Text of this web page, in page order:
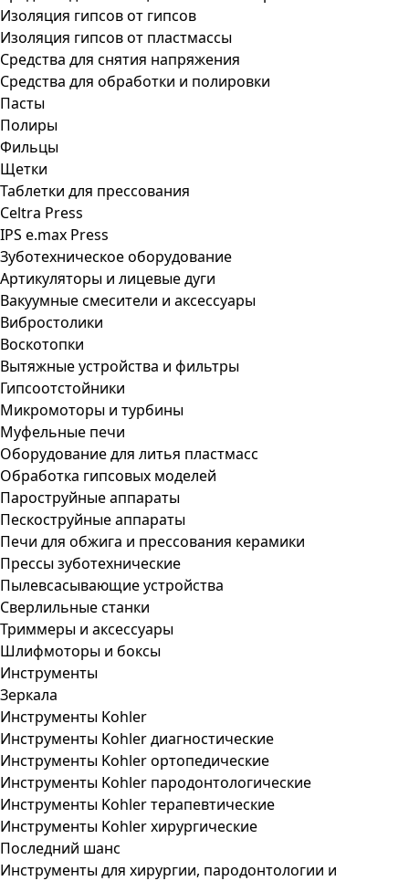
Изоляция гипсов от гипсов
Изоляция гипсов от пластмассы
Средства для снятия напряжения
Средства для обработки и полировки
Пасты
Полиры
Фильцы
Щетки
Таблетки для прессования
Celtra Press
IPS e.max Press
Зуботехническое оборудование
Артикуляторы и лицевые дуги
Вакуумные смесители и аксессуары
Вибростолики
Воскотопки
Вытяжные устройства и фильтры
Гипсоотстойники
Микромоторы и турбины
Муфельные печи
Оборудование для литья пластмасс
Обработка гипсовых моделей
Пароструйные аппараты
Пескоструйные аппараты
Печи для обжига и прессования керамики
Прессы зуботехнические
Пылевсасывающие устройства
Сверлильные станки
Триммеры и аксессуары
Шлифмоторы и боксы
Инструменты
Зеркала
Инструменты Kohler
Инструменты Kohler диагностические
Инструменты Kohler ортопедические
Инструменты Kohler пародонтологические
Инструменты Kohler терапевтические
Инструменты Kohler хирургические
Последний шанс
Инструменты для хирургии, пародонтологии и